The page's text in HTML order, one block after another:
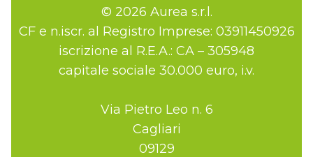
© 2026 Aurea s.r.l.
CF e n.iscr. al Registro Imprese: 03911450926
iscrizione al R.E.A.: CA – 305948
capitale sociale 30.000 euro, i.v.
Via Pietro Leo n. 6
Cagliari
09129